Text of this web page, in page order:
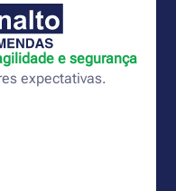
e segurança
expectativas.